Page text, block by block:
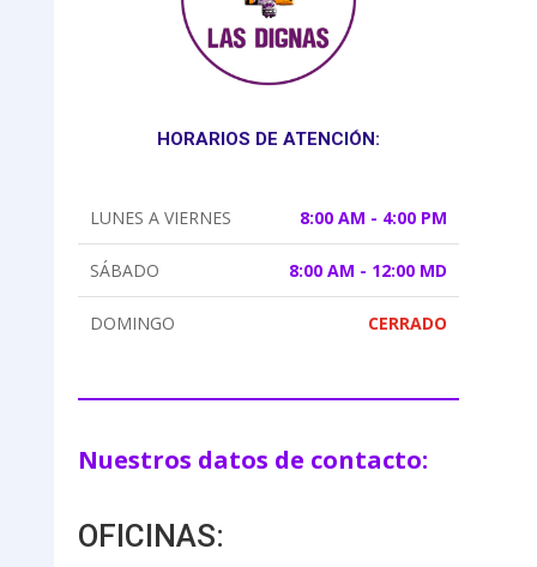
HORARIOS DE ATENCIÓN:
LUNES A VIERNES 8:00 AM - 4:00 PM
SÁBADO 8:00 AM - 12:00 MD
DOMINGO CERRADO
Nuestros datos de contacto:
OFICINAS: